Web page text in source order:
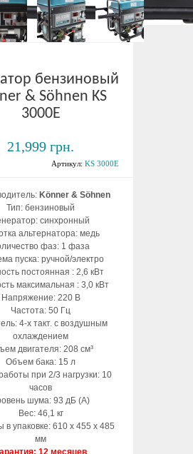
бензиновый
& Söhnen KS
3000E
21,999 грн.
Артикул: KS 3000E
Könner & Söhnen
Тип: бензиновый
синхронный
альтернатора: медь
фаз: 1 фаза
пуска: ручной/электро
постоянная : 2,6 кВт
максимальная : 3,0 кВт
Напряжение: 220 В
Частота: 50 Гц
4-х такт. с воздушным
охлаждением
двигателя: 208 см³
Объем бака: 15 л
при 2/3 нагрузки: 10
часов
шума: 93 дБ (А)
Вес: 46,1 кг
в упаковке: 610 x 455 x 485
мм
12 месяцев